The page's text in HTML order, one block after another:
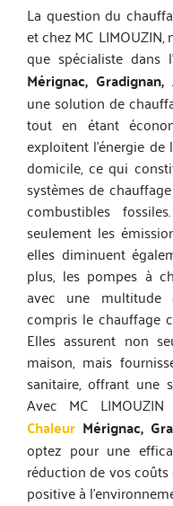
La question du
et chez MC
que spécialiste dans l’
Mérignac, Gradignan,
une solution de
tout en étant
exploitent l’énergie
domicile, ce qui
systèmes de
combustibles
seulement les
elles diminuent
plus, les pompes à
avec une multitude
compris le chauffage
Elles assurent non
maison, mais
sanitaire, offrant une
Avec MC
ChaleurMérignac,
optez pour une
réduction de vos
positive à